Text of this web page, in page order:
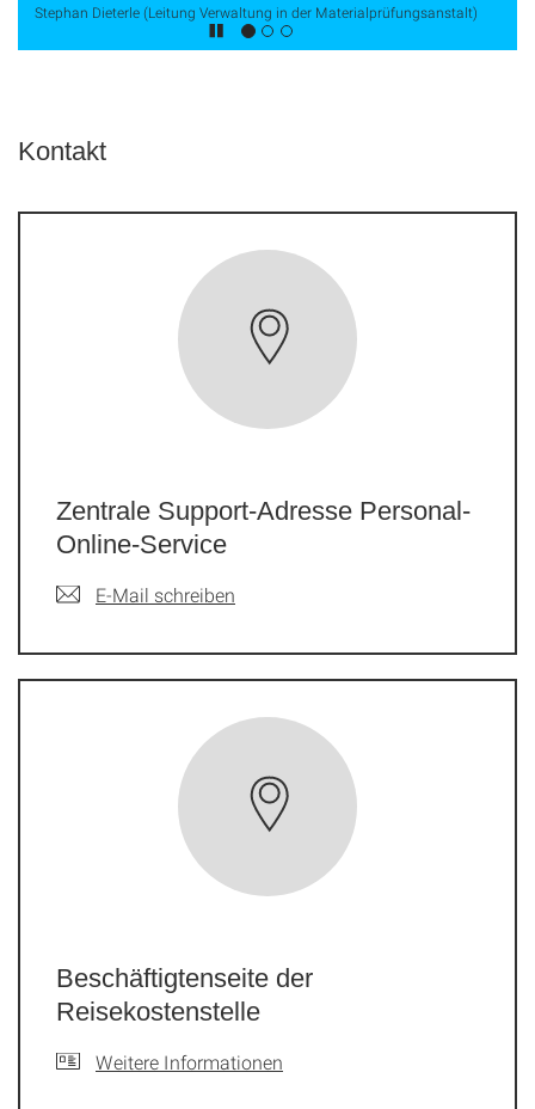
Stephan Dieterle (Leitung Verwaltung in der Materialprüfungsanstalt)
Kontakt
Zentrale Support-Adresse Personal-
Online-Service
E-Mail schreiben
Beschäftigtenseite der
Reisekostenstelle
Weitere Informationen